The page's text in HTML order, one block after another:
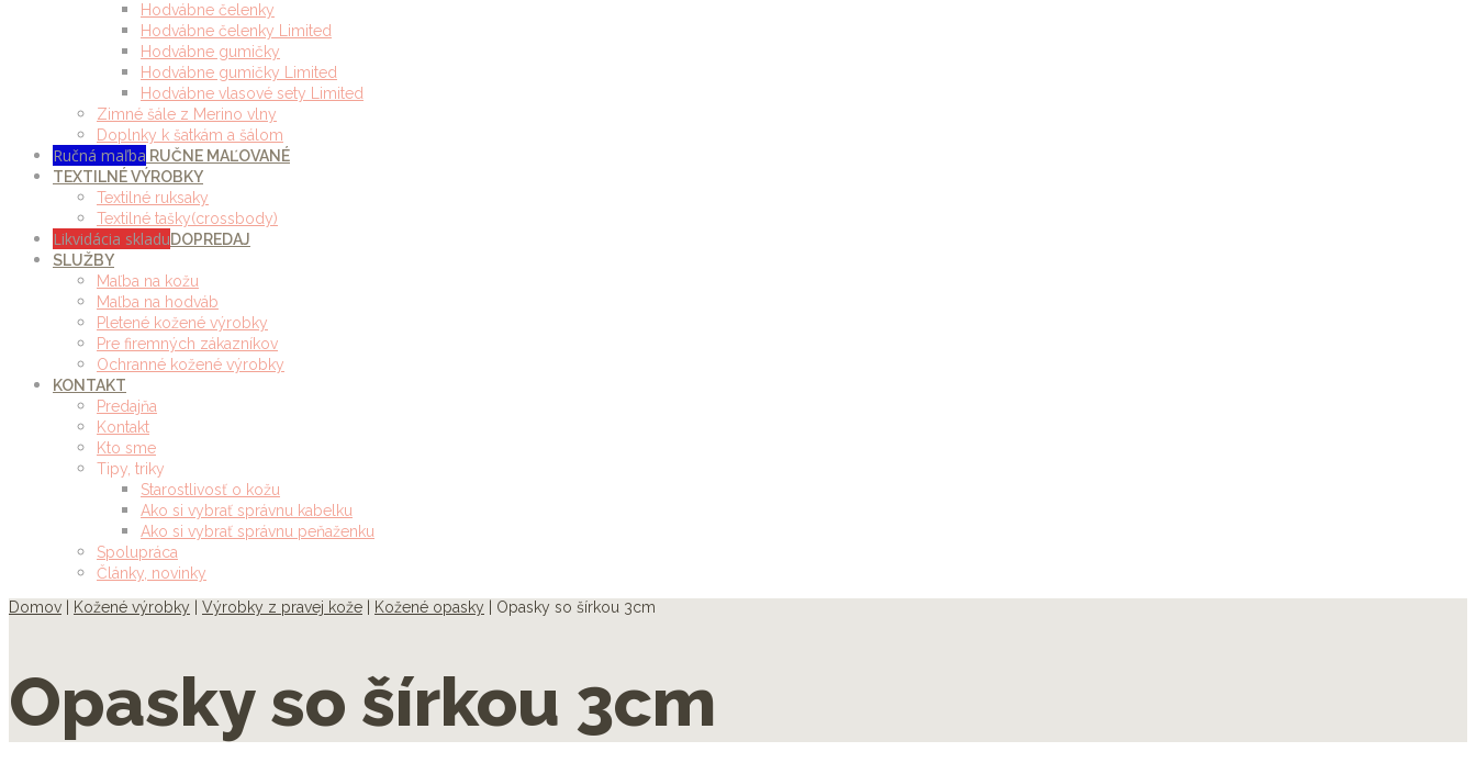
Hodvábne čelenky
Hodvábne čelenky Limited
Hodvábne gumičky
Hodvábne gumičky Limited
Hodvábne vlasové sety Limited
Zimné šále z Merino vlny
Doplnky k šatkám a šálom
Ručná maľba RUČNE MAĽOVANÉ
TEXTILNÉ VÝROBKY
Textilné ruksaky
Textilné tašky(crossbody)
Likvidácia skladuDOPREDAJ
SLUŽBY
Maľba na kožu
Maľba na hodváb
Pletené kožené výrobky
Pre firemných zákazníkov
Ochranné kožené výrobky
KONTAKT
Predajňa
Kontakt
Kto sme
Tipy, triky
Starostlivosť o kožu
Ako si vybrať správnu kabelku
Ako si vybrať správnu peňaženku
Spolupráca
Články, novinky
Domov
Kožené výrobky Výrobky z pravej kože Kožené opasky | Opasky so šírkou 3cm
Opasky so šírkou 3cm